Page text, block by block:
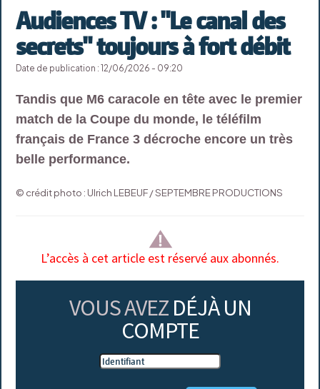
Audiences TV : "Le canal des
secrets" toujours à fort débit
Date de publication : 12/06/2026 - 09:20
Tandis que M6 caracole en tête avec le premier
match de la Coupe du monde, le téléfilm
français de France 3 décroche encore un très
belle performance.
© crédit photo : Ulrich LEBEUF / SEPTEMBRE PRODUCTIONS
L’accès à cet article est réservé aux abonnés.
VOUS AVEZ DÉJÀ UN
COMPTE